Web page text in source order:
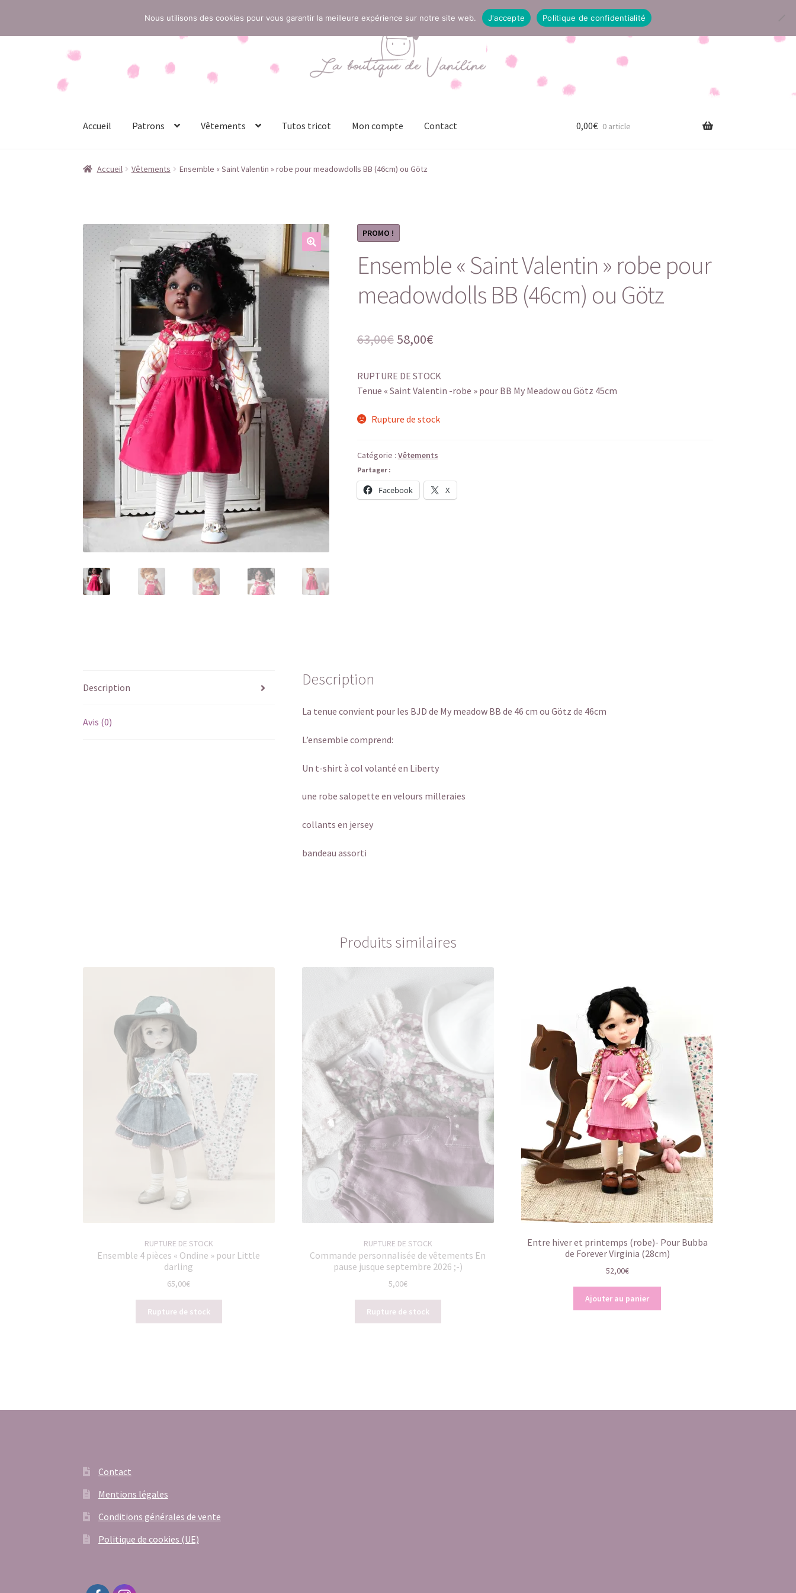
Accueil Patrons Vêtements Tutos tricot Mon compte Contact
Accueil Conditions générales de vente Contact Mentions légales Mon compte Page Boutique
0,00€ 0 article
Accueil Vêtements Ensemble « Saint Valentin » robe pour meadowdolls BB (46cm) ou Götz
PROMO !
Ensemble « Saint Valentin » robe pour
meadowdolls BB (46cm) ou Götz
63,00€ Le
initial
63,00€.
58,00€Le
actuel
58,00€.
RUPTURE DE STOCK
Tenue « Saint Valentin -robe » pour BB My Meadow ou Götz 45cm
Rupture de stock
Catégorie : Vêtements
Partager :
Facebook X
Description
Avis (0)
Description
La tenue convient pour les BJD de My meadow BB de 46 cm ou Götz de 46cm
L’ensemble comprend:
Un t-shirt à col volanté en Liberty
une robe salopette en velours milleraies
collants en jersey
bandeau assorti
Produits similaires
RUPTURE DE STOCK
Ensemble 4 pièces « Ondine » pour Little
darling
65,00€
Rupture de stock
RUPTURE DE STOCK
Commande personnalisée de vêtements En
pause jusque septembre 2026 ;-)
5,00€
Rupture de stock
Entre hiver et printemps (robe)- Pour Bubba
de Forever Virginia (28cm)
52,00€
Ajouter au panier
Contact
Mentions légales
Conditions générales de vente
Politique de cookies (UE)
Nous utilisons des cookies pour vous garantir la meilleure expérience sur notre site web. J'accepte Politique de confidentialité